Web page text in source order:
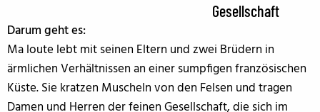
Gesellschaft
Darum geht es:
Ma loute lebt mit seinen Eltern und zwei Brüdern in
ärmlichen Verhältnissen an einer sumpfigen französischen
Küste. Sie kratzen Muscheln von den Felsen und tragen
Damen und Herren der feinen Gesellschaft, die sich im